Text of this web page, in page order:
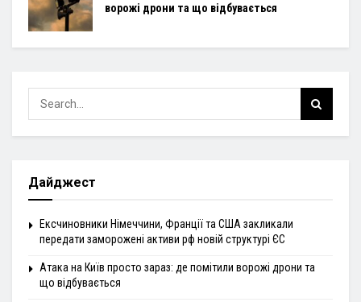
ворожі дрони та що відбувається
Дайджест
Ексчиновники Німеччини, Франції та США закликали
передати заморожені активи рф новій структурі ЄС
Атака на Київ просто зараз: де помітили ворожі дрони та
що відбувається